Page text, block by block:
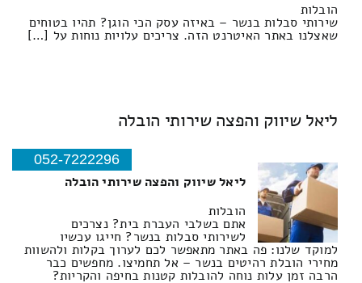
הובלות
שירותי סבלות בנשר – באיזה עסק הכי הוגן? תהיו בטוחים
שאצלנו באתר האיטרנט הזה. צריכים עלויות נוחות על […]
ליאל שיווק והפצה שירותי הובלה
052-7222296
ליאל שיווק והפצה שירותי הובלה
הובלות
אתם בשלבי העברת בית? נצרכים
לשירותי סבלות בנשר? חייגו עכשיו
למוקד שלנו: פה באתר מתאפשר לכם לערוך בקלות ולהשוות
מחירי הובלת רהיטים בנשר – אל תחמיצו. מחפשים כבר
הרבה זמן עלות נוחה להובלות קטנות בחיפה והקריות?